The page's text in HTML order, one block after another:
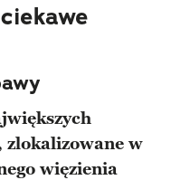
zlokalizowane w
więzienia